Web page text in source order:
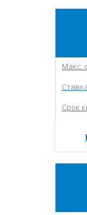
Макc.
Срок